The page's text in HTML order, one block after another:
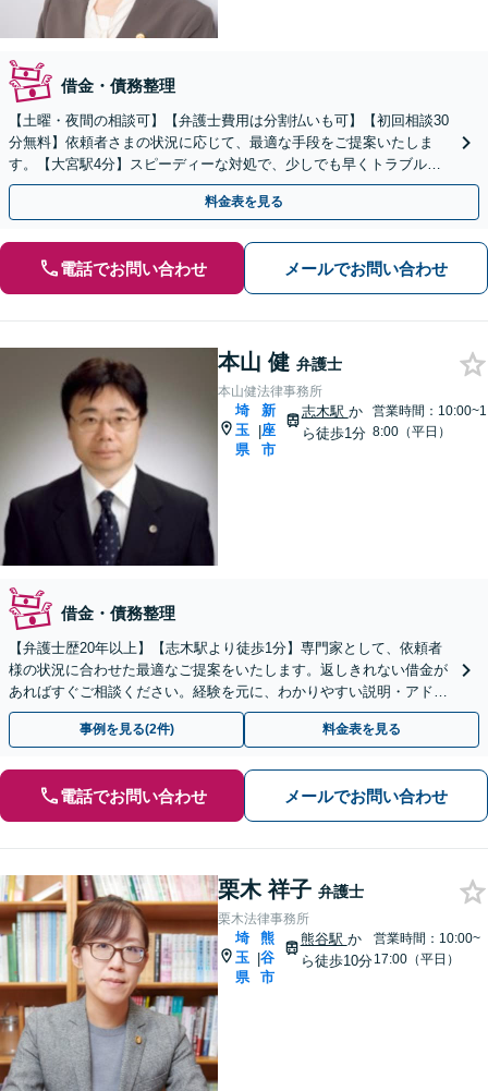
借金・債務整理
【土曜・夜間の相談可】【弁護士費用は分割払いも可】【初回相談30
分無料】依頼者さまの状況に応じて、最適な手段をご提案いたしま
す。【大宮駅4分】スピーディーな対処で、少しでも早くトラブルを
解決します！
料金表を見る
電話でお問い合わせ メールでお問い合わせ
本山 健 弁護士
本山健法律事務所
埼
玉
県
|
新
座
市
志木駅 か
ら徒歩1分
営業時間：10:00~1
8:00（平日）
借金・債務整理
【弁護士歴20年以上】【志木駅より徒歩1分】専門家として、依頼者
様の状況に合わせた最適なご提案をいたします。返しきれない借金が
あればすぐご相談ください。経験を元に、わかりやすい説明・アドバ
イスをいたします【初回面談無料】
事例を見る(2件) 料金表を見る
電話でお問い合わせ メールでお問い合わせ
栗木 祥子 弁護士
栗木法律事務所
埼
玉
県
|
熊
谷
市
熊谷駅 か
ら徒歩10分
営業時間：10:00~
17:00（平日）